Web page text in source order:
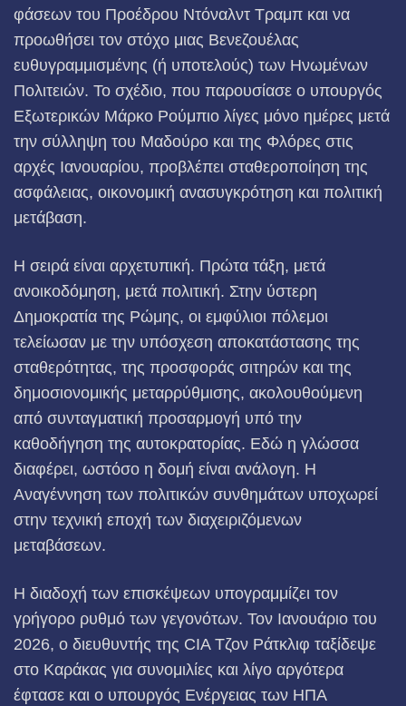
φάσεων του Προέδρου Ντόναλντ Τραμπ και να
προωθήσει τον στόχο μιας Βενεζουέλας
ευθυγραμμισμένης (ή υποτελούς) των Ηνωμένων
Πολιτειών. Το σχέδιο, που παρουσίασε ο υπουργός
Εξωτερικών Μάρκο Ρούμπιο λίγες μόνο ημέρες μετά
την σύλληψη του Μαδούρο και της Φλόρες στις
αρχές Ιανουαρίου, προβλέπει σταθεροποίηση της
ασφάλειας, οικονομική ανασυγκρότηση και πολιτική
μετάβαση.
Η σειρά είναι αρχετυπική. Πρώτα τάξη, μετά
ανοικοδόμηση, μετά πολιτική. Στην ύστερη
Δημοκρατία της Ρώμης, οι εμφύλιοι πόλεμοι
τελείωσαν με την υπόσχεση αποκατάστασης της
σταθερότητας, της προσφοράς σιτηρών και της
δημοσιονομικής μεταρρύθμισης, ακολουθούμενη
από συνταγματική προσαρμογή υπό την
καθοδήγηση της αυτοκρατορίας. Εδώ η γλώσσα
διαφέρει, ωστόσο η δομή είναι ανάλογη. Η
Αναγέννηση των πολιτικών συνθημάτων υποχωρεί
στην τεχνική εποχή των διαχειριζόμενων
μεταβάσεων.
Η διαδοχή των επισκέψεων υπογραμμίζει τον
γρήγορο ρυθμό των γεγονότων. Τον Ιανουάριο του
2026, ο διευθυντής της CIA Τζον Ράτκλιφ ταξίδεψε
στο Καράκας για συνομιλίες και λίγο αργότερα
έφτασε και ο υπουργός Ενέργειας των ΗΠΑ